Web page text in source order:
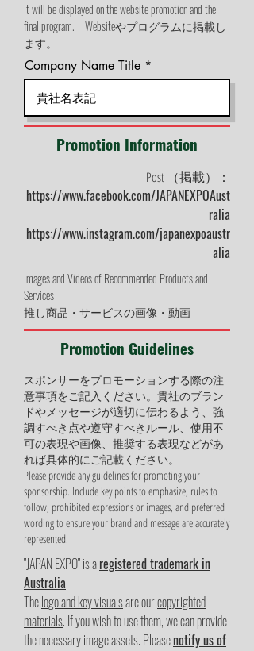
It will be displayed on the website promotion and the
final program. Websiteやプログラムに掲載し
ます。
Company Name Title
Promotion Information
Post （掲載）：
https://www.facebook.com/JAPANEXPOAust
ralia
https://www.instagram.com/japanexpoaustr
alia
​Images and Videos of Recommended Products and
Services
推し商品・サービスの画像・動画
Promotion Guidelines
スポンサーをプロモーションする際の注
意事項をご記入ください。貴社のブラン
ドやメッセージが適切に伝わるよう、強
調すべき点や遵守すべきルール、使用不
可の表現や画像、推奨する表現などがあ
れば具体的にご記載ください。
Please provide any guidelines for promoting your
sponsorship. Include key points to emphasize, rules to
follow, prohibited expressions or images, and preferred
wording to ensure your brand and message are accurately
represented.
"JAPAN EXPO" is aregistered trademark in
Australia.
Thelogo and key visualsare ourcopyrighted
materials. If you wish to use them, we can provide
the necessary image assets. Pleasenotify us of